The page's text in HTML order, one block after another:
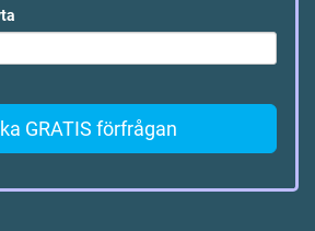
GRATIS förfrågan